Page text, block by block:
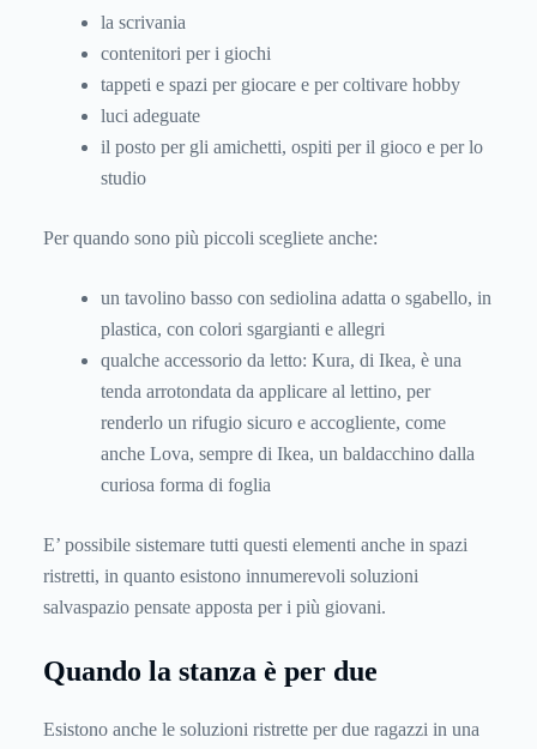
la scrivania
contenitori per i giochi
tappeti e spazi per giocare e per coltivare hobby
luci adeguate
il posto per gli amichetti, ospiti per il gioco e per lo
studio
Per quando sono più piccoli scegliete anche:
un tavolino basso con sediolina adatta o sgabello, in
plastica, con colori sgargianti e allegri
qualche accessorio da letto: Kura, di Ikea, è una
tenda arrotondata da applicare al lettino, per
renderlo un rifugio sicuro e accogliente, come
anche Lova, sempre di Ikea, un baldacchino dalla
curiosa forma di foglia
E’ possibile sistemare tutti questi elementi anche in spazi
ristretti, in quanto esistono innumerevoli soluzioni
salvaspazio pensate apposta per i più giovani.
Quando la stanza è per due
Esistono anche le soluzioni ristrette per due ragazzi in una